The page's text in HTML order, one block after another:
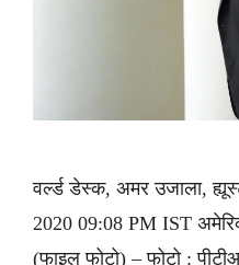
वर्ल्ड डेस्क, अमर उजाला,
2020 09:08 PM IST
(फाइल फोटो) – फोटो :